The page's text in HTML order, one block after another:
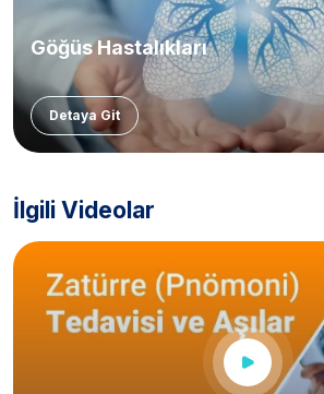
Göğüs Hastalıkları
Detaya Git
İlgili Videolar